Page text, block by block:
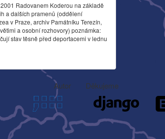
Radovanem Koderou na základě
a dalších pramenů (oddělení
v Praze, archiv Památníku Terezín,
a osobní rozhovory) poznámka:
stav těsně před deportacemi v lednu
Autor Děkujeme